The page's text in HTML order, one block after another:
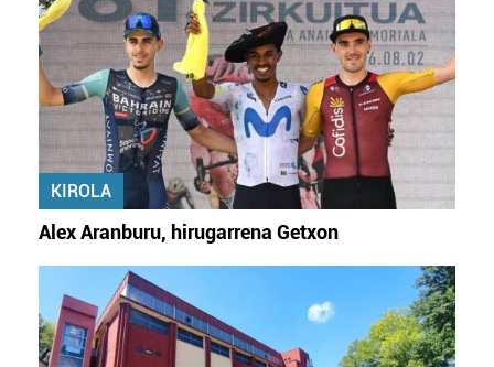
KIROLA
Alex Aranburu, hirugarrena Getxon